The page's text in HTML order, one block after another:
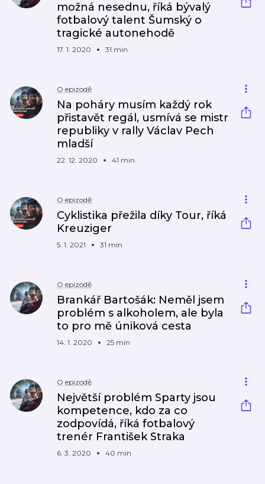
možná nesednu, říká bývalý
fotbalový talent Šumský o
tragické autonehodě
17. 1. 2020 31 min
O epizodě
Na poháry musím každý rok
přistavět regál, usmívá se mistr
republiky v rally Václav Pech
mladší
22. 12. 2020 41 min
O epizodě
Cyklistika přežila díky Tour, říká
Kreuziger
5. 1. 2021 31 min
O epizodě
Brankář Bartošák: Neměl jsem
problém s alkoholem, ale byla
to pro mě úniková cesta
14. 1. 2020 25 min
O epizodě
Největší problém Sparty jsou
kompetence, kdo za co
zodpovídá, říká fotbalový
trenér František Straka
6. 3. 2020 40 min